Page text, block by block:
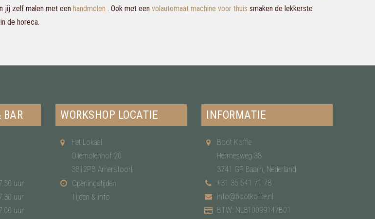
jij zelf malen met een handmolen . Ook met een volautomaat machine voor thuis smaken de lekkerste
de horeca.
BAR
uur
uur
uur
WORKSHOP LOCATIE
Het Lokaal
Oliemolenhof 20
3812PB Amersfoort
Openingstijden
Tijden & info
INFORMATIE
Boot Koffie
Hermesweg 38
3741 GP Baarn, Nederland
+31 35 541 71 78
info@bootkoffie.nl
BTW: NL810099147B01